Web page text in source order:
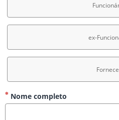
ex-
Nome completo